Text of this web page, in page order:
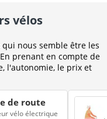
vélos
nous semble être les
prenant en compte de
l'autonomie, le prix et
de route
vélo électrique